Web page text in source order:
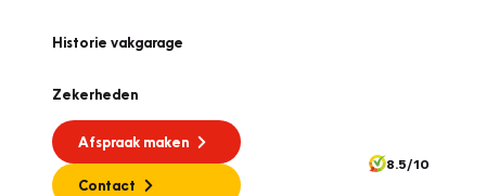
Historie vakgarage
Zekerheden
Afspraak maken
Contact
8.5/10